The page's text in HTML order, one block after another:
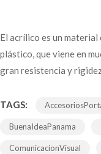
El acrílico es un material
plástico, que viene en
gran resistencia y
TAGS:
BuenaIdeaPanama
ComunicacionVisual